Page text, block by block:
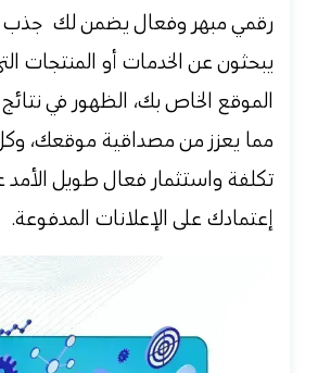
رقمي مبهر وفعال يضمن لك جذب
يبحثون عن الخدمات أو المنتجات
الموقع الخاص بك، الظهور في نتائج
مما يعزز من مصداقية موقعك،
تكلفة واستثمار فعال طويل
إعتمادك على الإعلانات المدفوعة.